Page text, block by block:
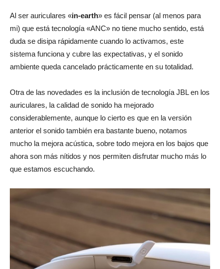
Al ser auriculares «in-earth» es fácil pensar (al menos para
mi) que está tecnología «ANC» no tiene mucho sentido, está
duda se disipa rápidamente cuando lo activamos, este
sistema funciona y cubre las expectativas, y el sonido
ambiente queda cancelado prácticamente en su totalidad.
Otra de las novedades es la inclusión de tecnología JBL en los
auriculares, la calidad de sonido ha mejorado
considerablemente, aunque lo cierto es que en la versión
anterior el sonido también era bastante bueno, notamos
mucho la mejora acústica, sobre todo mejora en los bajos que
ahora son más nítidos y nos permiten disfrutar mucho más lo
que estamos escuchando.